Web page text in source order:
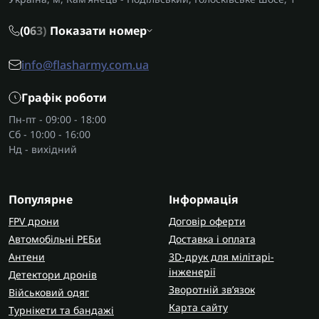
(063) Показати номер
info@flasharmy.com.ua
Графік роботи
Пн-пт - 09:00 - 18:00
Сб - 10:00 - 16:00
Нд - вихідний
Популярне
FPV дрони
Автомобільні РЕБи
Антени
Детектори дронів
Військовий одяг
Турнікети та бандажі
Інформація
Договір оферти
Доставка і оплата
3D-друк для мілітарі-
інженерії
Зворотній зв’язок
Карта сайту